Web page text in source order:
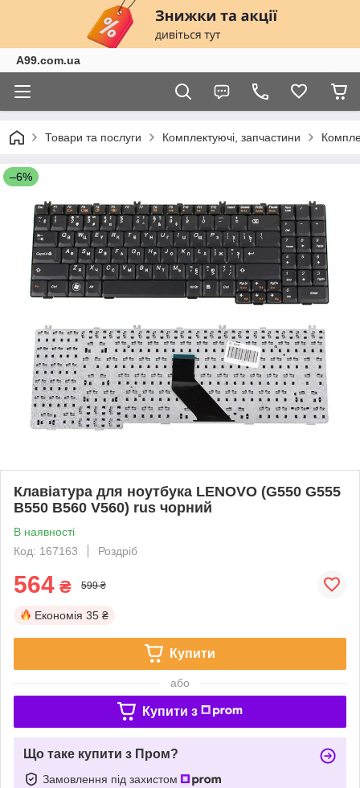
A99.com.ua
Товари та послуги Комплектуючі, запчастини
–6%
Клавіатура для ноутбука LENOVO (G550 G555
B550 B560 V560) rus чорний
В наявності
Код: 167163
Роздріб
564 ₴ 599 ₴
Економія 35 ₴
Купити
або
Купити з
Що таке купити з Пром?
Замовлення під захистом